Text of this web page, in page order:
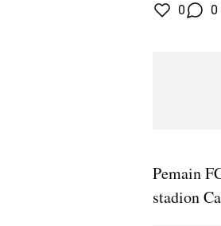
0 0
Pemain
stadion